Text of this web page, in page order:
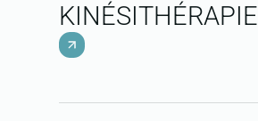
KINÉSITHÉRAPIE